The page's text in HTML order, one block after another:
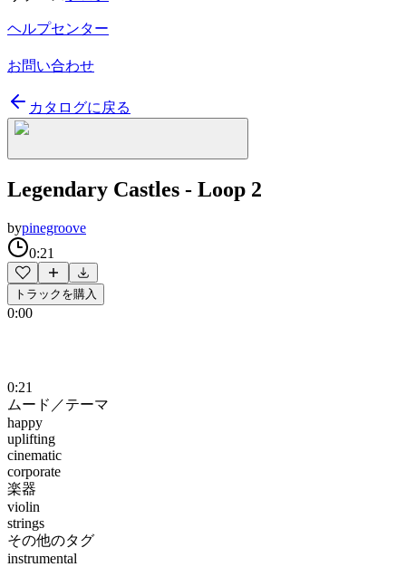
ヘルプセンター
お問い合わせ
カタログに戻る
Legendary Castles - Loop 2
bypinegroove
0:21
トラックを購入
0:00
0:21
ムード／テーマ
happy
uplifting
cinematic
corporate
楽器
violin
strings
その他のタグ
instrumental